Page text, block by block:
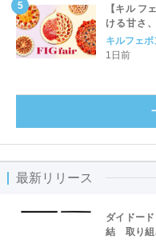
【キル フ
ける甘さ
め、イチ
ート
キルフェ
1日前
最新リリース
ダイドー
結 取り組